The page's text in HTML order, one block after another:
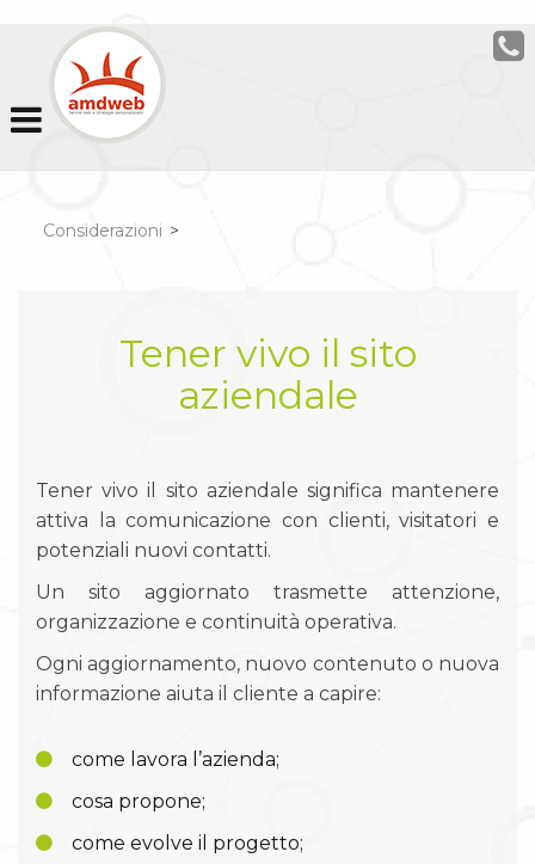
Considerazioni >
Tener vivo il sito
aziendale
Tener vivo il sito aziendale significa mantenere
attiva la comunicazione con clienti, visitatori e
potenziali nuovi contatti.
Un sito aggiornato trasmette attenzione,
organizzazione e continuità operativa.
Ogni aggiornamento, nuovo contenuto o nuova
informazione aiuta il cliente a capire:
come lavora l’azienda;
cosa propone;
come evolve il progetto;